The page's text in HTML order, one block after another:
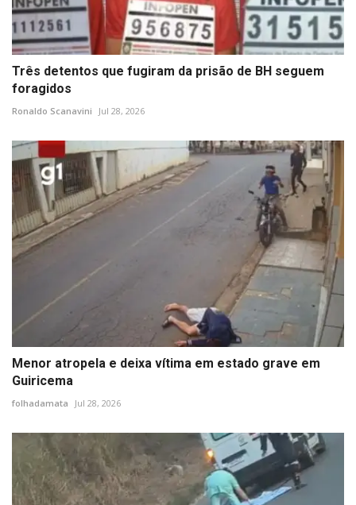
Três detentos que fugiram da prisão de BH seguem
foragidos
Ronaldo Scanavini Jul 28, 2026
Menor atropela e deixa vítima em estado grave em
Guiricema
folhadamata Jul 28, 2026